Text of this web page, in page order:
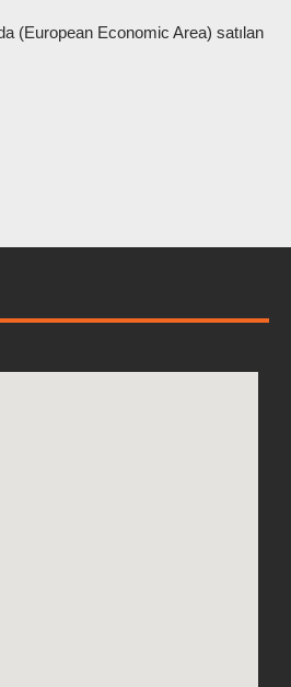
(European Economic Area) satılan